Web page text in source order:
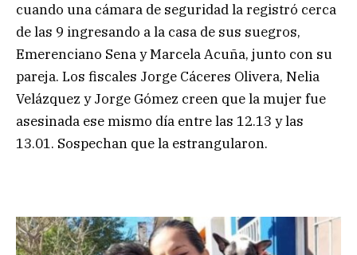
cuando una cámara de seguridad la registró cerca
de las 9 ingresando a la casa de sus suegros,
Emerenciano Sena y Marcela Acuña, junto con su
pareja. Los fiscales Jorge Cáceres Olivera, Nelia
Velázquez y Jorge Gómez creen que la mujer fue
asesinada ese mismo día entre las 12.13 y las
13.01. Sospechan que la estrangularon.